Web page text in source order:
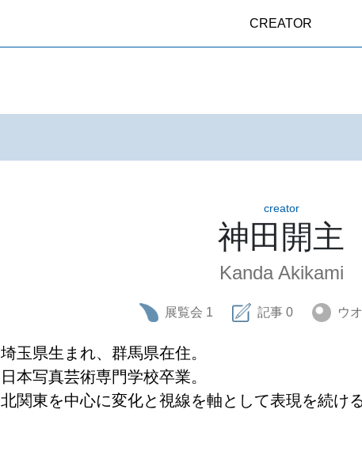
CREATOR
creator
神田開主
Kanda Akikami
展覧会 1 記事 0 ウ
埼玉県生まれ、群馬県在住。
日本写真芸術専門学校卒業。
北関東を中心に変化と視線を軸として表現を続ける